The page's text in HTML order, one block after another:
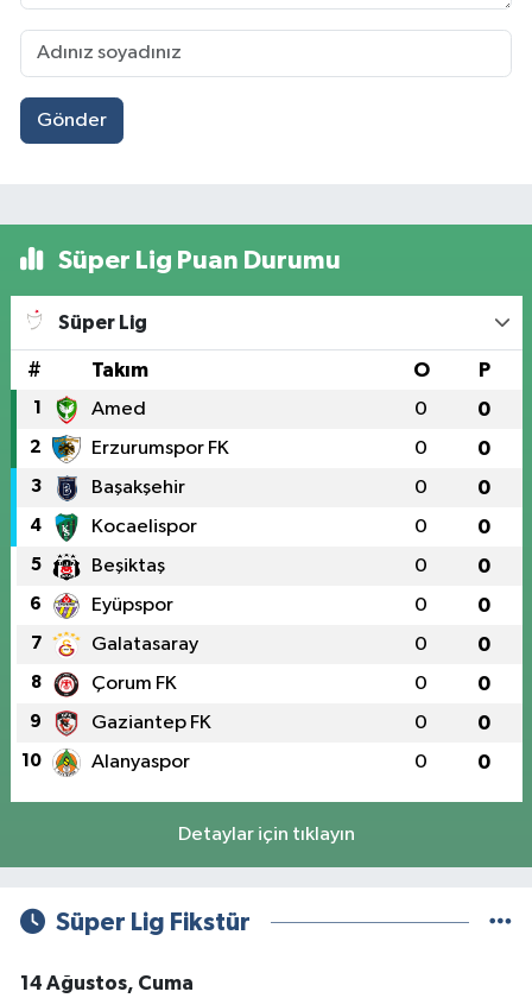
Gönder
Süper Lig Puan Durumu
Süper Lig
# Takım O P
1 Amed 0 0
2 Erzurumspor FK 0 0
3 Başakşehir 0 0
4 Kocaelispor 0 0
5 Beşiktaş 0 0
6 Eyüpspor 0 0
7 Galatasaray 0 0
8 Çorum FK 0 0
9 Gaziantep FK 0 0
10 Alanyaspor 0 0
Detaylar için tıklayın
Süper Lig Fikstür
14 Ağustos, Cuma